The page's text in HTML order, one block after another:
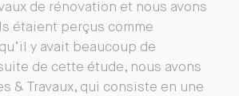
de rénovation et nous avons
étaient perçus comme
y avait beaucoup de
de cette étude, nous avons
& Travaux, qui consiste en une